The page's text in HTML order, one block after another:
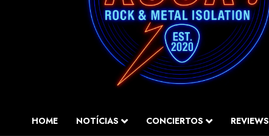
HOME NOTÍCIAS CONCIERTOS REVIEWS